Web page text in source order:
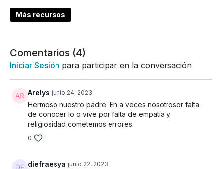
Más recursos
Comentarios (4)
Iniciar Sesión para participar en la conversación
Arelys junio 24, 2023
Hermoso nuestro padre. En a veces nosotrosor falta
de conocer lo q vive por falta de empatia y
religiosidad cometemos errores.
0
diefraesya junio 22, 2023